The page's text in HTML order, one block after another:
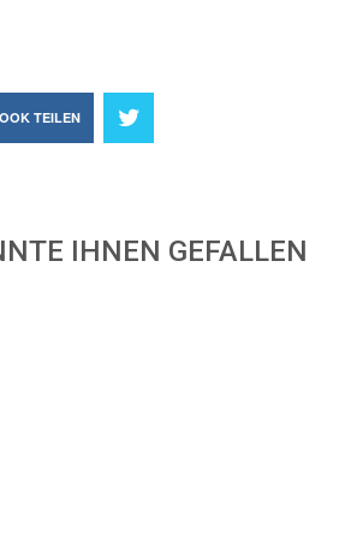
TEILEN
IHNEN GEFALLEN